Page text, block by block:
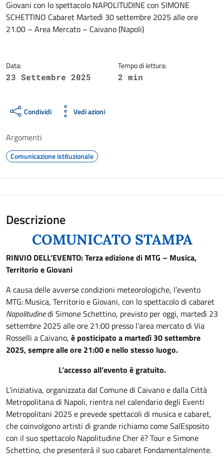
Giovani con lo spettacolo NAPOLITUDINE con SIMONE
SCHETTINO Cabaret Martedì 30 settembre 2025 alle ore
21.00 – Area Mercato – Caivano (Napoli)
Data:
23 Settembre 2025
Tempo di lettura:
2 min
Condividi Vedi azioni
Argomenti
Comunicazione istituzionale
Descrizione
COMUNICATO STAMPA
RINVIO DELL’EVENTO:Terza edizione di MTG – Musica,
Territorio e Giovani
A causa delle avverse condizioni meteorologiche, l’evento
MTG: Musica, Territorio e Giovani, con lo spettacolo di cabaret
Napolitudinedi Simone Schettino, previsto per oggi, martedì 23
settembre 2025 alle ore 21:00 presso l’area mercato di Via
Rosselli a Caivano, è posticipato a martedì 30 settembre
2025, sempre alle ore 21:00 e nello stesso luogo.
L’accesso all’evento è gratuito.
L’iniziativa, organizzata dal Comune di Caivano e dalla Città
Metropolitana di Napoli, rientra nel calendario degli Eventi
Metropolitani 2025 e prevede spettacoli di musica e cabaret,
che coinvolgono artisti di grande richiamo come SalEsposito
con il suo spettacolo Napolitudine Cher è? Tour e Simone
Schettino, che presenterà il suo cabaret Fondamentalmente.